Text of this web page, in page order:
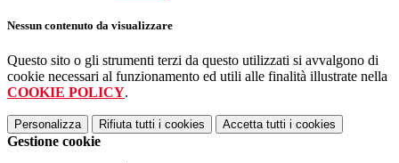
Nessun contenuto da visualizzare
Questo sito o gli strumenti terzi da questo utilizzati si avvalgono di
cookie necessari al funzionamento ed utili alle finalità illustrate nella
COOKIE POLICY.
Personalizza Rifiuta tutti i cookies Accetta tutti i cookies
Gestione cookie